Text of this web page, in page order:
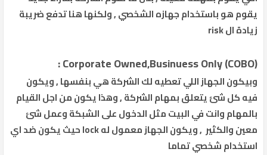
يقوم هو باستخدام جهازه الشخصي , ولكنها هنا تدفع ضريبة
زيادة ال risk
Corporate Owned,Businuess Only (COBO) :
وبيكون الجهاز اللي تعطيه لك الشركة هي بنفسها , ويكون
فيه كل شئ يتعلق بمهام الشركة , وهذا يكون من اجل القيام
بالمهام وانت في البيت مثل الدخول على الشبكة وعمل شئ
معين والكثير , ويكون الجهاز معمول له lock حيث يكون ضد اي
استخدام شخصي تماما